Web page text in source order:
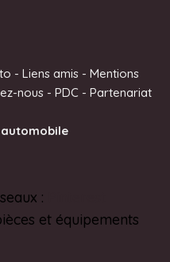
- Liens amis - Mentions
nous- PDC - Partenariat
:
et équipements